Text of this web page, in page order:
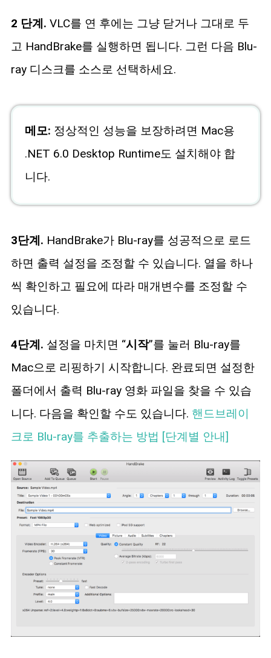
2 단계. VLC를 연 후에는 그냥 닫거나 그대로 두
고 HandBrake를 실행하면 됩니다. 그런 다음 Blu-
ray 디스크를 소스로 선택하세요.
메모: 정상적인 성능을 보장하려면 Mac용
.NET 6.0 Desktop Runtime도 설치해야 합
니다.
3단계. HandBrake가 Blu-ray를 성공적으로 로드
하면 출력 설정을 조정할 수 있습니다. 열을 하나
씩 확인하고 필요에 따라 매개변수를 조정할 수
있습니다.
4단계. 설정을 마치면 “시작”를 눌러 Blu-ray를
Mac으로 리핑하기 시작합니다. 완료되면 설정한
폴더에서 출력 Blu-ray 영화 파일을 찾을 수 있습
니다. 다음을 확인할 수도 있습니다. 핸드브레이
크로 Blu-ray를 추출하는 방법 [단계별 안내]